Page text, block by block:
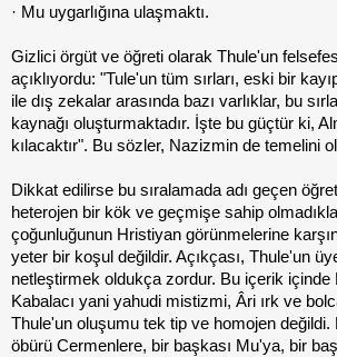
· Mu uygarlığına ulaşmaktı.
Gizlici örgüt ve öğreti olarak Thule'un
açıklıyordu: "Tule'un tüm sırları, eski bir
ile dış zekalar arasında bazı varlıklar, bu
kaynağı oluşturmaktadır. İşte bu güçtür ki,
kılacaktır". Bu sözler, Nazizmin de temelini
Dikkat edilirse bu sıralamada adı geçen
heterojen bir kök ve geçmişe sahip
çoğunluğunun Hristiyan görünmelerine
yeter bir koşul değildir. Açıkçası, Thule'un
netleştirmek oldukça zordur. Bu içerik
Kabalacı yani yahudi mistizmi, Âri ırk ve
Thule'un oluşumu tek tip ve homojen
öbürü Cermenlere, bir başkası Mu'ya, bir